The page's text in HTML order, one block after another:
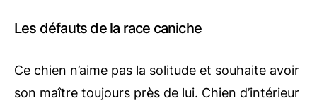
Les défauts de la race caniche
Ce chien n’aime pas la solitude et souhaite avoir
son maître toujours près de lui. Chien d’intérieur